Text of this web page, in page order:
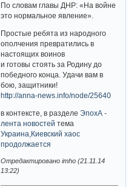
По словам главы ДНР: «На войне
это нормальное явление».
Простые ребята из народного
ополчения превратились в
настоящих воинов
и готовы стоять за Родину до
победного конца. Удачи вам в
бою, защитники!
http://anna-news.info/node/25640
в контексте, в разделе ЭпохА -
лента новостей тема
Украина,Киевский хаос
продолжается
Отредактировано imho (21.11.14
13:22)